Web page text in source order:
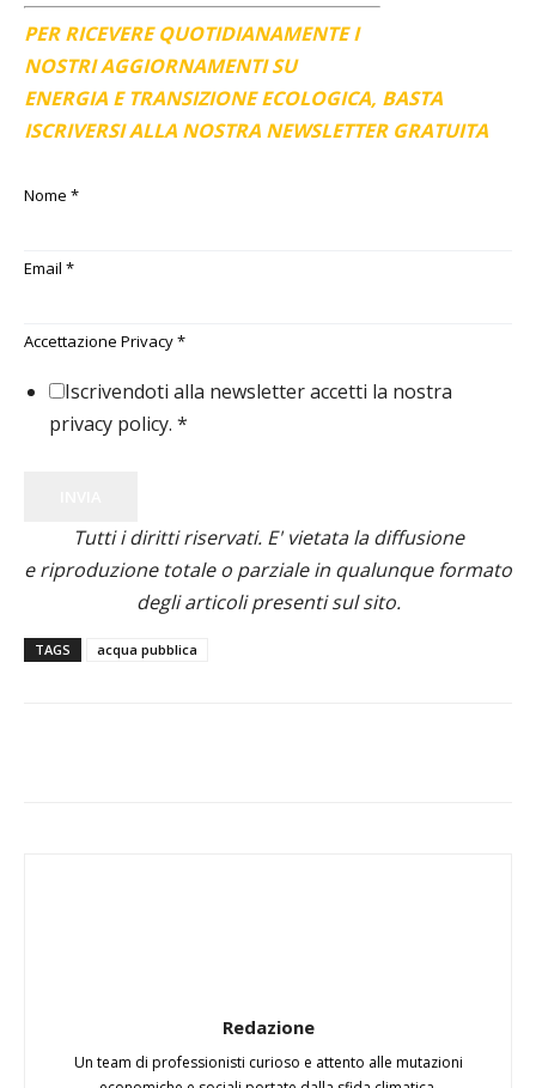
PER RICEVERE QUOTIDIANAMENTE I
NOSTRI AGGIORNAMENTI SU
ENERGIA E TRANSIZIONE ECOLOGICA, BASTA
ISCRIVERSI ALLA NOSTRA NEWSLETTER GRATUITA
Nome *
Email *
Accettazione Privacy*
Iscrivendoti alla newsletter accetti la nostra
privacy policy. *
Tutti i diritti riservati. E' vietata la diffusione
e riproduzione totale o parziale in qualunque formato
degli articoli presenti sul sito.
TAGS acqua pubblica
Redazione
Un team di professionisti curioso e attento alle mutazioni